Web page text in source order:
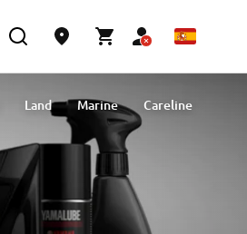
Land Marine Careline